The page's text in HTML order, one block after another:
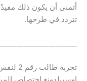
أتمنى أن يكون ذلك
تتردد في طرحها.
تجربة طالب رقم 2 لنفس المهنة اوسبيلدونغ اختصاص الميكاترونيك